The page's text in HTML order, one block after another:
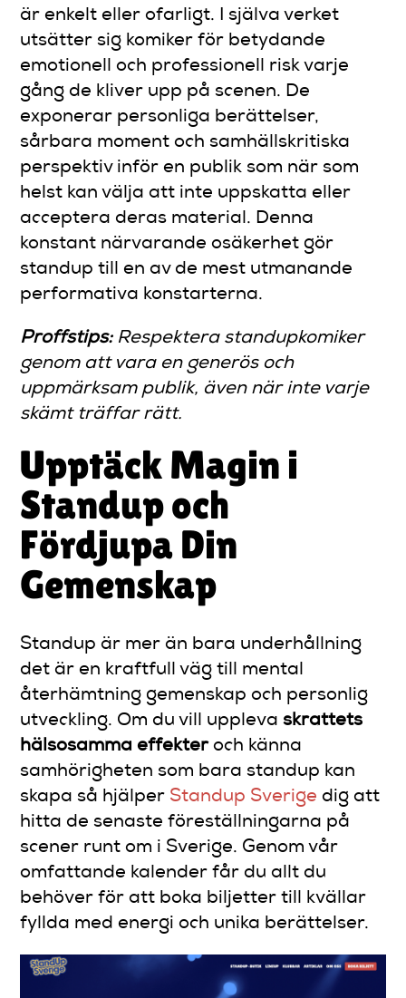
är enkelt eller ofarligt. I själva verket
utsätter sig komiker för betydande
emotionell och professionell risk varje
gång de kliver upp på scenen. De
exponerar personliga berättelser,
sårbara moment och samhällskritiska
perspektiv inför en publik som när som
helst kan välja att inte uppskatta eller
acceptera deras material. Denna
konstant närvarande osäkerhet gör
standup till en av de mest utmanande
performativa konstarterna.
Proffstips: Respektera standupkomiker
genom att vara en generös och
uppmärksam publik, även när inte varje
skämt träffar rätt.
Upptäck Magin i
Standup och
Fördjupa Din
Gemenskap
Standup är mer än bara underhållning
det är en kraftfull väg till mental
återhämtning gemenskap och personlig
utveckling. Om du vill upplevaskrattets
hälsosamma effekteroch känna
samhörigheten som bara standup kan
skapa så hjälper Standup Sverige dig att
hitta de senaste föreställningarna på
scener runt om i Sverige. Genom vår
omfattande kalender får du allt du
behöver för att boka biljetter till kvällar
fyllda med energi och unika berättelser.